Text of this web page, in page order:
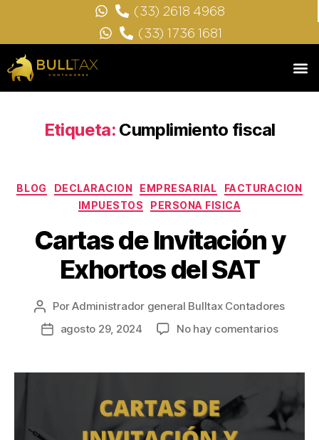
(33) 2618 4968
(33) 1736 1681
Etiqueta: Cumplimiento fiscal
BLOG DECLARACION EMPRESARIAL
FACTURACION
IMPUESTOS
PERSONA FISICA
Cartas de Invitación y
Exhortos del SAT
PorAdministrador general Bulltax Contadores
agosto 29, 2024
No hay comentarios